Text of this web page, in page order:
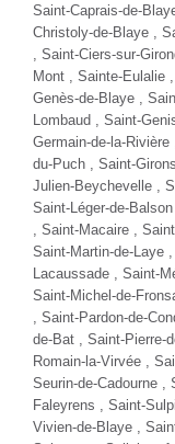
Saint-Caprais-de-
Christoly-de-Blaye ,
, Saint-Ciers-sur-
Mont , Sainte-Eulalie
Genès-de-Blaye ,
Lombaud , Saint-
Germain-de-la-
du-Puch , Saint-
Julien-Beychevelle ,
Saint-Léger-de-Balson
, Saint-Macaire ,
Saint-Martin-de-Laye
Lacaussade , Saint-
Saint-Michel-de-
, Saint-Pardon-de-
de-Bat , Saint-Pierre-
Romain-la-Virvée ,
Seurin-de-Cadourne ,
Faleyrens , Saint-
Vivien-de-Blaye ,